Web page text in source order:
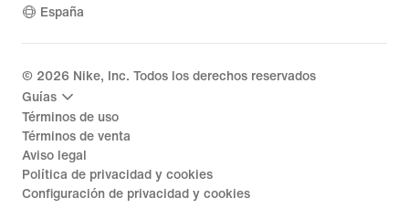
España
© 2026 Nike, Inc. Todos los derechos reservados
Guías
Términos de uso
Términos de venta
Aviso legal
Política de privacidad y cookies
Configuración de privacidad y cookies